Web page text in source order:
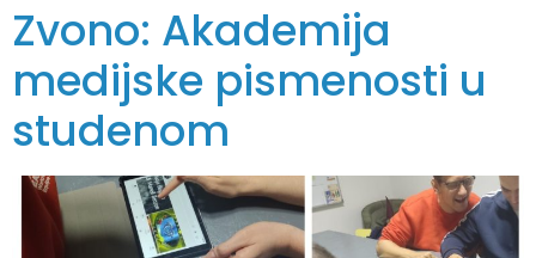
Zvono: Akademija
medijske pismenosti u
studenom